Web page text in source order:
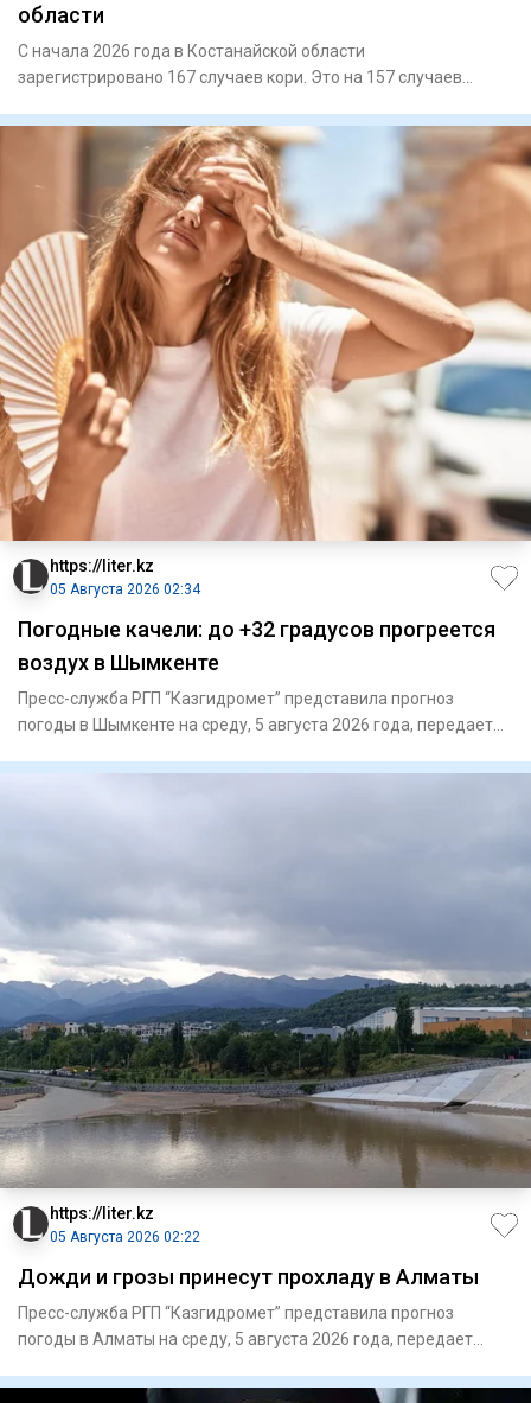
области
С начала 2026 года в Костанайской области
зарегистрировано 167 случаев кори. Это на 157 случаев
https://liter.kz
05 Августа 2026 02:34
Погодные качели: до +32 градусов прогреется
воздух в Шымкенте
Пресс-служба РГП “Казгидромет” представила прогноз
погоды в Шымкенте на среду, 5 августа 2026 года, передает
https://liter.kz
05 Августа 2026 02:22
Дожди и грозы принесут прохладу в Алматы
Пресс-служба РГП “Казгидромет” представила прогноз
погоды в Алматы на среду, 5 августа 2026 года, передает